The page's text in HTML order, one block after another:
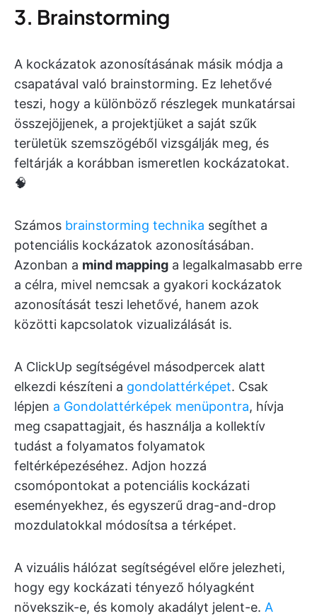
3. Brainstorming
A kockázatok azonosításának másik módja a
csapatával való brainstorming. Ez lehetővé
teszi, hogy a különböző részlegek munkatársai
összejöjjenek, a projektjüket a saját szűk
területük szemszögéből vizsgálják meg, és
feltárják a korábban ismeretlen kockázatokat.
🧠
Számos brainstorming technika segíthet a
potenciális kockázatok azonosításában.
Azonban a mind mapping a legalkalmasabb erre
a célra, mivel nemcsak a gyakori kockázatok
azonosítását teszi lehetővé, hanem azok
közötti kapcsolatok vizualizálását is.
A ClickUp segítségével másodpercek alatt
elkezdi készíteni a gondolattérképet. Csak
lépjen a Gondolattérképek menüpontra, hívja
meg csapattagjait, és használja a kollektív
tudást a folyamatos folyamatok
feltérképezéséhez. Adjon hozzá
csomópontokat a potenciális kockázati
eseményekhez, és egyszerű drag-and-drop
mozdulatokkal módosítsa a térképet.
A vizuális hálózat segítségével előre jelezheti,
hogy egy kockázati tényező hólyagként
növekszik-e, és komoly akadályt jelent-e. A